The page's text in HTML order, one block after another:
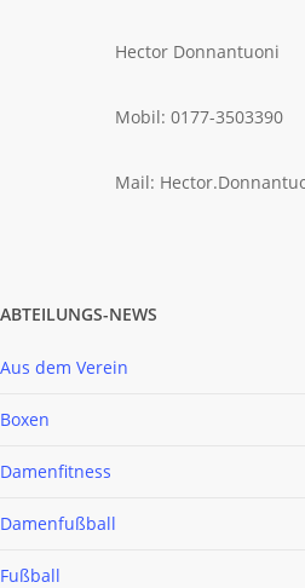
Hector Donnantuoni
Mobil: 0177-3503390
Mail:
ABTEILUNGS-NEWS
Aus dem Verein
Boxen
Damenfitness
Damenfußball
Fußball